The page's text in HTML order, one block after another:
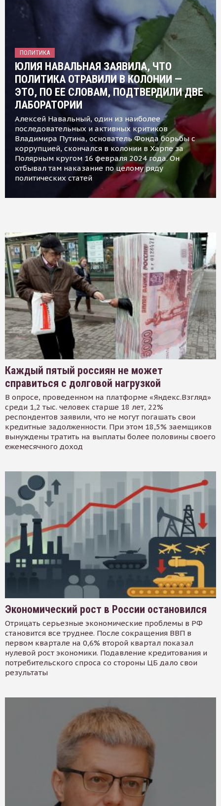
ПОЛИТИКА
ЮЛИЯ НАВАЛЬНАЯ ЗАЯВИЛА, ЧТО
ПОЛИТИКА ОТРАВИЛИ В КОЛОНИИ —
ЭТО, ПО ЕЕ СЛОВАМ, ПОДТВЕРДИЛИ ДВЕ
ЛАБОРАТОРИИ
Алексей Навальный, один из наиболее
последовательных и активных критиков
Владимира Путина, основатель Фонда борьбы с
коррупцией, скончался в колонии в Харпе за
Полярным кругом 16 февраля 2024 года. Он
отбывал там наказание по целому ряду
политических статей
Каждый пятый россиян не может
справиться с долговой нагрузкой
В опросе, проведенном на платформе «Яндекс.Взгляд»
среди 1,2 тыс. человек старше 18 лет, 22%
респондентов заявили, что не могут погашать свои
кредитные задолженности. При этом 18,5% заемщиков
вынуждены тратить на выплаты более половины своего
ежемесячного доход
Экономический рост в России остановился
Отрицать серьезные экономические проблемы в РФ
становится все труднее. После сокращения ВВП в
первом квартале на 0,6% второй квартал показал
нулевой рост экономики. Подавление кредитования и
потребительского спроса со стороны ЦБ дало свои
результаты